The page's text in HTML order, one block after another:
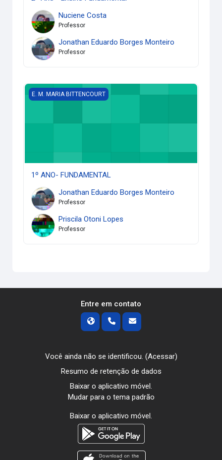
Nuciene Costa
Professor
Jonathan Eduardo Borges Monteiro
Professor
1º ANO- FUNDAMENTAL
E. M. MARIA BITTENCOURT
1º ANO- FUNDAMENTAL
Jonathan Eduardo Borges Monteiro
Professor
Priscila Otoni Lopes
Professor
Entre em contato
Você ainda não se identificou. (Acessar)
Resumo de retenção de dados
Baixar o aplicativo móvel.
Mudar para o tema padrão
Baixar o aplicativo móvel.